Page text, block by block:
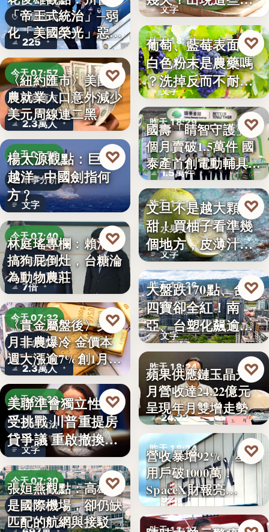
美國政治
225
「帝王式統治」─弱
化「美國榮光」惡化
「民…
今天 07:57
財經匯市
2.3萬人
〈紐約匯市〉美國非
農就業人口意外減少
美元周線連二黑
♡
今天 07:50
軍事分析
文字
楊太源觀點：巨浪
越洋─中國劍指何
方﹖
♡
今天 07:40
政治食安
7倍
林庭瑤專欄：賴清德
搞狗屁倒灶，台糖淪
為動物農莊
♡
今天 07:32
貴金屬
2.3萬人
〈貴金屬盤後〉美7
月非農爆冷 金價本
週大漲逾7%創1月
來…
♡
今天 07:30
財經政治
文字
美聯準會獨立性再
受挑戰 川普重提房
貸爭議 重啟撤換庫
克程…
♡
今天 07:30
航空政策
張姮燕觀點：高雄已
是國際機場，卻仍缺
匹配的航網與接駁
♡
文字
況別再吃
昨天 18:29
食物知識
文字
葡萄、藍莓表面的
白色粉末是農藥嗎
？洗掉反而不耐
放，「白霜…
♡
昨天 18:29
高齡金融
1.5萬件
國壽「睛智守護」3
個月賣破1.5萬件 國
泰產首創電動輔具…
♡
昨天 18:27
水果挑選
文字
文旦不是越大顆越
甜！買柚子看準幾
個地方，皮薄汁多
不踩雷
♡
昨天 18:26
台股焦點
文字
大盤跌170點、台塑
四寶卻全紅！南
亞、台塑化飆逾
5%，背…
♡
昨天 18:24
財經焦點
24.22
蘋果供應鏈玉晶光7
月營收達24.22億元
呈現年月雙增走勢
♡
昨天 18:24
財經科技
92%
營收暴增92%、星鏈
用戶破1000萬！
SpaceX財報亮…
♡